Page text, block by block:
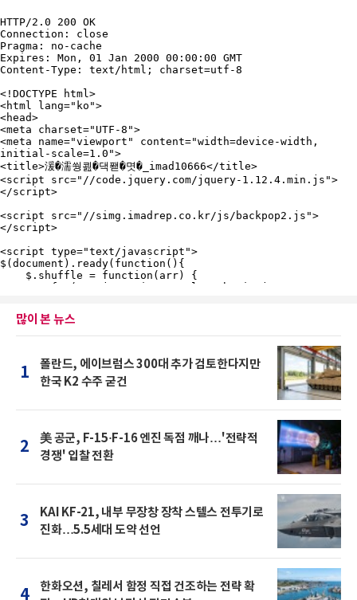
많이 본 뉴스
1
폴란드, 에이브럼스 300대 추가 검토한다지만
한국 K2 수주 굳건
2
美 공군, F-15·F-16 엔진 독점 깨나…'전략적
경쟁' 입찰 전환
3
KAI KF-21, 내부 무장창 장착 스텔스 전투기로
진화…5.5세대 도약 선언
4
한화오션, 칠레서 함정 직접 건조하는 전략 확